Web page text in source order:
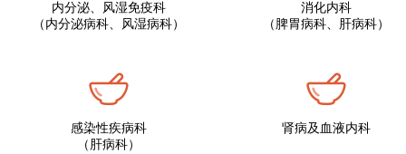
内分泌、风湿免疫科
（内分泌病科、风湿病科）
消化内科
（脾胃病科、肝病科）
感染性疾病科
（肝病科）
肾病及血液内科